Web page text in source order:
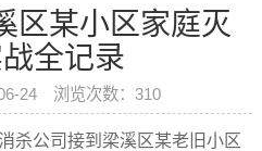
区某小区家庭灭
全记录
24 浏览次数：310
杀公司接到梁溪区某老旧小区